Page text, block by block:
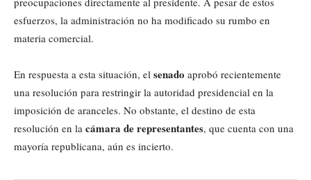
esfuerzos, la administración no ha modificado su rumbo en
materia comercial.
En respuesta a esta situación, el senado aprobó recientemente
una resolución para restringir la autoridad presidencial en la
imposición de aranceles. No obstante, el destino de esta
resolución en la cámara de representantes, que cuenta con una
mayoría republicana, aún es incierto.